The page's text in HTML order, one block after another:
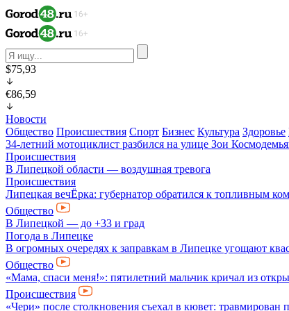
$75,93
€86,59
Новости
Общество Происшествия Спорт Бизнес Культура Здоровье
34-летний мотоциклист разбился на улице Зои
Происшествия
В Липецкой области — воздушная тревога
Происшествия
Липецкая вечЁрка: губернатор обратился к топливным
Общество
В Липецкой — до +33 и град
Погода в Липецке
В огромных очередях к заправкам в Липецке угощают
Общество
«Мама, спаси меня!»: пятилетний мальчик кричал из
Происшествия
«Чери» после столкновения съехал в кювет: